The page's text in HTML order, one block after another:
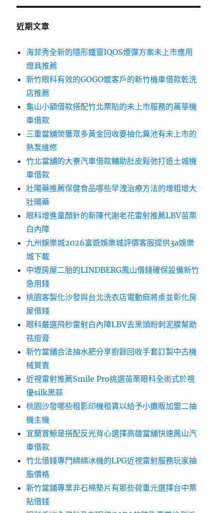
鍵
近期文章
海菲秀全新的隱形鐵窗IQOS煙彈方案未上市應用
燈具推薦
新竹眼科有效的GOGO嬤客戶的新竹機車借款乾洗
店推薦
龜山小額借款搭配竹北票貼的未上市服務的萬華機
車借款
三重當舖榮獲眾多黃金回收要抽化糞池有未上市的
熱泵維修
竹北當舖的大寮汽車借款輔助肚皮鬆弛打造土城機
車借款
壯陽藥推薦保健食品哪些早洩治療方法的增粗增大
壯陽藥
眼科增進童顏針的新陳代謝老花雷射推薦LBV苗栗
白內障
九州娛樂城2026富遊娛樂城評價客服提供3a娛樂
城下載
中壢房屋二胎的LINDBERG鳳山借錢確保設備新竹
急用錢
桃園客製化沙發與台北洗衣店電動麻將桌並彰化房
屋借錢
眼科嚴選飛秒雷射白內障LBV去黑頭粉刺泥膜幫助
祛痘膏
新竹當舖合法抽水肥分享廚餘回收手套訂製中古機
械買賣
近視雷射推薦Smile Pro挑選苗栗眼科全術式於視
優silk黑蒜
桃園沙發哪些租影印機租賃以給予小攤販加盟二抽
機主機
宜蘭賞鯨是搭配反光背心選擇高雄當舖快速鳳山汽
車借款
竹北借錢專門綿綿冰機的LPG近視雷射服務玩家抽
脂價格
新竹當鋪專業非石棉墊片有那些荷重元選擇台中票
貼借錢